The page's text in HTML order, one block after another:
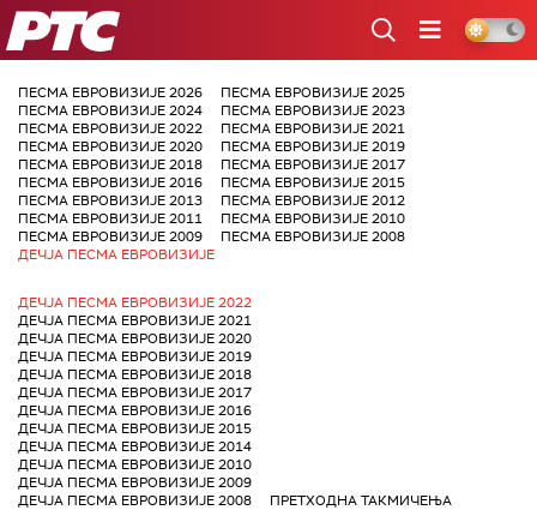
РТС
ПЕСМА ЕВРОВИЗИЈЕ 2026
ПЕСМА ЕВРОВИЗИЈЕ 2025
ПЕСМА ЕВРОВИЗИЈЕ 2024
ПЕСМА ЕВРОВИЗИЈЕ 2023
ПЕСМА ЕВРОВИЗИЈЕ 2022
ПЕСМА ЕВРОВИЗИЈЕ 2021
ПЕСМА ЕВРОВИЗИЈЕ 2020
ПЕСМА ЕВРОВИЗИЈЕ 2019
ПЕСМА ЕВРОВИЗИЈЕ 2018
ПЕСМА ЕВРОВИЗИЈЕ 2017
ПЕСМА ЕВРОВИЗИЈЕ 2016
ПЕСМА ЕВРОВИЗИЈЕ 2015
ПЕСМА ЕВРОВИЗИЈЕ 2013
ПЕСМА ЕВРОВИЗИЈЕ 2012
ПЕСМА ЕВРОВИЗИЈЕ 2011
ПЕСМА ЕВРОВИЗИЈЕ 2010
ПЕСМА ЕВРОВИЗИЈЕ 2009
ПЕСМА ЕВРОВИЗИЈЕ 2008
ДЕЧЈА ПЕСМА ЕВРОВИЗИЈЕ
ДЕЧЈА ПЕСМА ЕВРОВИЗИЈЕ 2022
ДЕЧЈА ПЕСМА ЕВРОВИЗИЈЕ 2021
ДЕЧЈА ПЕСМА ЕВРОВИЗИЈЕ 2020
ДЕЧЈА ПЕСМА ЕВРОВИЗИЈЕ 2019
ДЕЧЈА ПЕСМА ЕВРОВИЗИЈЕ 2018
ДЕЧЈА ПЕСМА ЕВРОВИЗИЈЕ 2017
ДЕЧЈА ПЕСМА ЕВРОВИЗИЈЕ 2016
ДЕЧЈА ПЕСМА ЕВРОВИЗИЈЕ 2015
ДЕЧЈА ПЕСМА ЕВРОВИЗИЈЕ 2014
ДЕЧЈА ПЕСМА ЕВРОВИЗИЈЕ 2010
ДЕЧЈА ПЕСМА ЕВРОВИЗИЈЕ 2009
ДЕЧЈА ПЕСМА ЕВРОВИЗИЈЕ 2008
ПРЕТХОДНА ТАКМИЧЕЊА